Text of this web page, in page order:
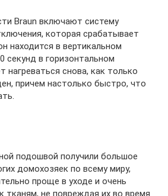
Braun включают систему
которая срабатывает
находится в вертикальном
секунд в горизонтальном
нагреваться снова, как только
причем настолько быстро, что
подошвой получили большое
домохозяек по всему миру,
проще в уходе и очень
тканям, не повреждая их во время